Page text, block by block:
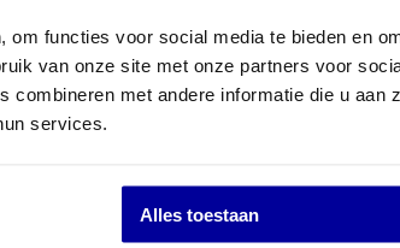
functies voor social media te bieden en
van onze site met onze partners voor
combineren met andere informatie die u aan
services.
Alles toestaan